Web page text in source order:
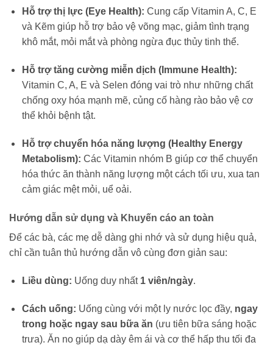
Hỗ trợ thị lực (Eye Health): Cung cấp Vitamin A, C, E
và Kẽm giúp hỗ trợ bảo vệ võng mạc, giảm tình trạng
khô mắt, mỏi mắt và phòng ngừa đục thủy tinh thể.
Hỗ trợ tăng cường miễn dịch (Immune Health):
Vitamin C, A, E và Selen đóng vai trò như những chất
chống oxy hóa mạnh mẽ, củng cố hàng rào bảo vệ cơ
thể khỏi bệnh tật.
Hỗ trợ chuyển hóa năng lượng (Healthy Energy
Metabolism): Các Vitamin nhóm B giúp cơ thể chuyển
hóa thức ăn thành năng lượng một cách tối ưu, xua tan
cảm giác mệt mỏi, uể oải.
Hướng dẫn sử dụng và Khuyến cáo an toàn
Để các bà, các mẹ dễ dàng ghi nhớ và sử dụng hiệu quả,
chỉ cần tuân thủ hướng dẫn vô cùng đơn giản sau:
Liều dùng: Uống duy nhất 1 viên/ngày.
Cách uống: Uống cùng với một ly nước lọc đầy, ngay
trong hoặc ngay sau bữa ăn (ưu tiên bữa sáng hoặc
trưa). Ăn no giúp dạ dày êm ái và cơ thể hấp thu tối đa